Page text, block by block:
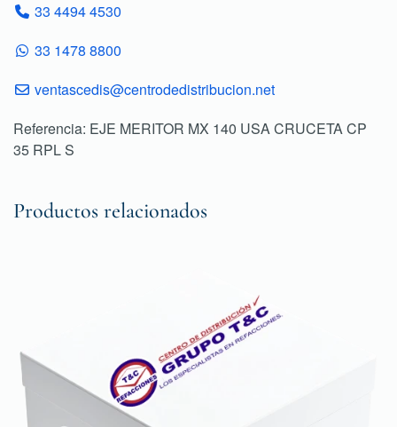
33 4494 4530
33 1478 8800
ventascedis@centrodedistribucion.net
Referencia: EJE MERITOR MX 140 USA CRUCETA CP
35 RPL S
Productos relacionados